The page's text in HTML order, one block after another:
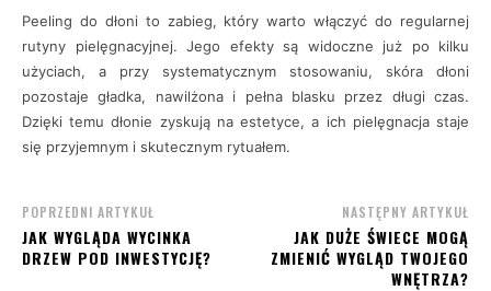
Peeling do dłoni to zabieg, który warto włączyć do regularnej
rutyny pielęgnacyjnej. Jego efekty są widoczne już po kilku
użyciach, a przy systematycznym stosowaniu, skóra dłoni
pozostaje gładka, nawilżona i pełna blasku przez długi czas.
Dzięki temu dłonie zyskują na estetyce, a ich pielęgnacja staje
się przyjemnym i skutecznym rytuałem.
POPRZEDNI ARTYKUŁ
JAK WYGLĄDA WYCINKA
DRZEW POD INWESTYCJĘ?
NASTĘPNY ARTYKUŁ
JAK DUŻE ŚWIECE MOGĄ
ZMIENIĆ WYGLĄD TWOJEGO
WNĘTRZA?